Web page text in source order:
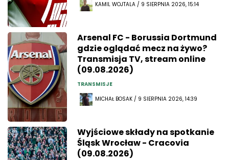
KAMIL WOJTALA / 9 SIERPNIA 2026, 15:14
Arsenal FC - Borussia Dortmund
gdzie oglądać mecz na żywo?
Transmisja TV, stream online
(09.08.2026)
TRANSMISJE
MICHAŁ BOSAK / 9 SIERPNIA 2026, 14:39
Wyjściowe składy na spotkanie
Śląsk Wrocław - Cracovia
(09.08.2026)